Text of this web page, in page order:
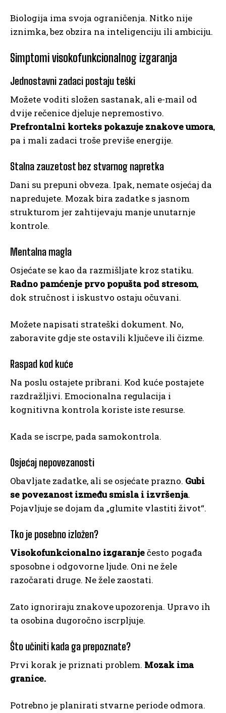
Biologija ima svoja ograničenja. Nitko nije
iznimka, bez obzira na inteligenciju ili ambiciju.
Simptomi visokofunkcionalnog izgaranja
Jednostavni zadaci postaju teški
Možete voditi složen sastanak, ali e-mail od
dvije rečenice djeluje nepremostivo.
Prefrontalni korteks pokazuje znakove umora,
pa i mali zadaci troše previše energije.
Stalna zauzetost bez stvarnog napretka
Dani su prepuni obveza. Ipak, nemate osjećaj da
napredujete. Mozak bira zadatke s jasnom
strukturom jer zahtijevaju manje unutarnje
kontrole.
Mentalna magla
Osjećate se kao da razmišljate kroz statiku.
Radno pamćenje prvo popušta pod stresom,
dok stručnost i iskustvo ostaju očuvani.
Možete napisati strateški dokument. No,
zaboravite gdje ste ostavili ključeve ili čizme.
Raspad kod kuće
Na poslu ostajete pribrani. Kod kuće postajete
razdražljivi. Emocionalna regulacija i
kognitivna kontrola koriste iste resurse.
Kada se iscrpe, pada samokontrola.
Osjećaj nepovezanosti
Obavljate zadatke, ali se osjećate prazno. Gubi
se povezanost između smisla i izvršenja.
Pojavljuje se dojam da „glumite vlastiti život“.
Tko je posebno izložen?
Visokofunkcionalno izgaranječesto pogađa
sposobne i odgovorne ljude. Oni ne žele
razočarati druge. Ne žele zaostati.
Zato ignoriraju znakove upozorenja. Upravo ih
ta osobina dugoročno iscrpljuje.
Što učiniti kada ga prepoznate?
Prvi korak je priznati problem. Mozak ima
granice.
Potrebno je planirati stvarne periode odmora.